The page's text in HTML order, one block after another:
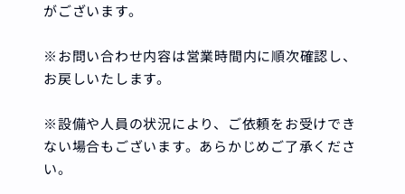
がございます。
※お問い合わせ内容は営業時間内に順次確認し、
お戻しいたします。
※設備や人員の状況により、ご依頼をお受けでき
ない場合もございます。あらかじめご了承くださ
い。